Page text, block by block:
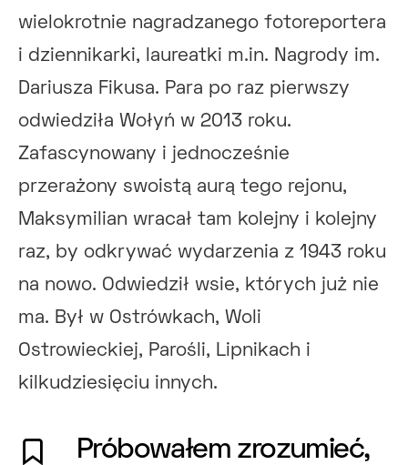
wielokrotnie nagradzanego fotoreportera
i dziennikarki, laureatki m.in. Nagrody im.
Dariusza Fikusa. Para po raz pierwszy
odwiedziła Wołyń w 2013 roku.
Zafascynowany i jednocześnie
przerażony swoistą aurą tego rejonu,
Maksymilian wracał tam kolejny i kolejny
raz, by odkrywać wydarzenia z 1943 roku
na nowo. Odwiedził wsie, których już nie
ma. Był w Ostrówkach, Woli
Ostrowieckiej, Parośli, Lipnikach i
kilkudziesięciu innych.
Próbowałem zrozumieć,